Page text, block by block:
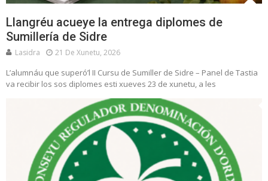
Llangréu acueye la entrega diplomes de
Sumillería de Sidre
Lasidra 21 De Xunetu, 2026
L’alumnáu que superó’l II Cursu de Sumiller de Sidre – Panel de Tastia
va recibir los sos diplomes esti xueves 23 de xunetu, a les